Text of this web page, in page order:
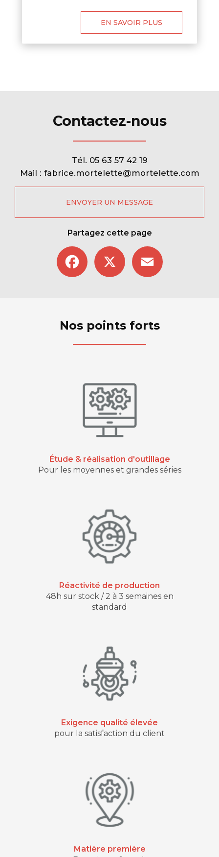
EN SAVOIR PLUS
Contactez-nous
Tél. 05 63 57 42 19
Mail : fabrice.mortelette@mortelette.com
ENVOYER UN MESSAGE
Partagez cette page
Facebook
Nos points forts
Étude & réalisation d'outillage
Pour les moyennes et grandes séries
Réactivité de production
48h sur stock / 2 à 3 semaines en
standard
Exigence qualité élevée
pour la satisfaction du client
Matière première